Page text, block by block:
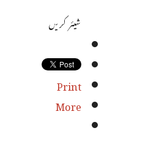
شیئر کریں
Print
More